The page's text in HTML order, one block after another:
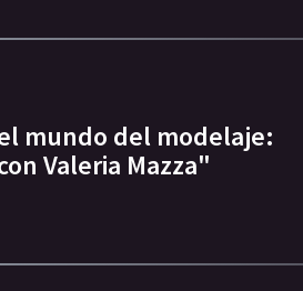
mundo del modelaje:
Valeria Mazza"